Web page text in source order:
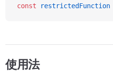
const restrictedFunction
使用法